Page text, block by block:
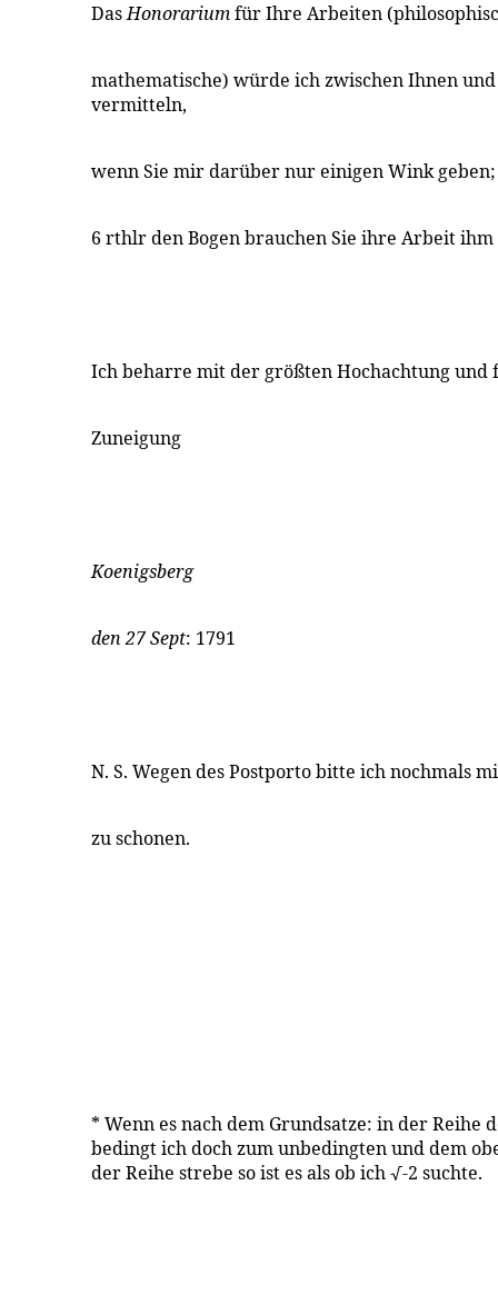
DasHonorariumfür Ihre Arbeiten
mathematische) würde ich zwischen Ihnen
vermitteln,
wenn Sie mir darüber nur einigen Wink
6 rthlr den Bogen brauchen Sie ihre Arbeit ihm
Ich beharre mit der größten Hochachtung
Zuneigung
Koenigsberg
den 27 Sept: 1791
N. S. Wegen des Postporto bitte ich nochmals
zu schonen.
* Wenn es nach dem Grundsatze: in der Reihe
bedingt ich doch zum unbedingten und dem
der Reihe strebe so ist es als ob ich √-2 suchte.